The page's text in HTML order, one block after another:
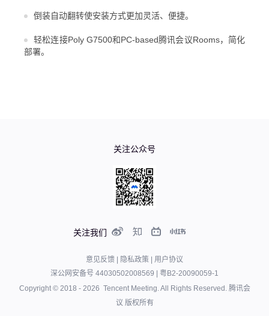
倒装自动翻转使安装方式更加灵活、便捷。
轻松连接Poly G7500和PC-based腾讯会议Rooms，简化
部署。
关注我们
关注公众号
意见反馈 隐私政策
用户协议
深公网安备号 44030502008569
粤B2-20090059-1
Copyright © 2018 - 2026 Tencent Meeting. All Rights Reserved. 腾讯会
议 版权所有